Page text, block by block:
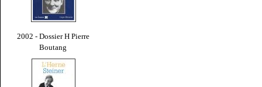
2002 - Dossier H Pierre
Boutang